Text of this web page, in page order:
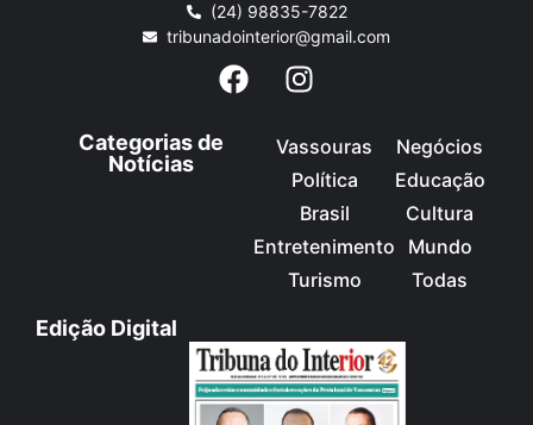
(24) 98835-7822
tribunadointerior@gmail.com
Categorias de
Notícias
Vassouras
Política
Brasil
Entretenimento
Turismo
Negócios
Educação
Cultura
Mundo
Todas
Edição Digital